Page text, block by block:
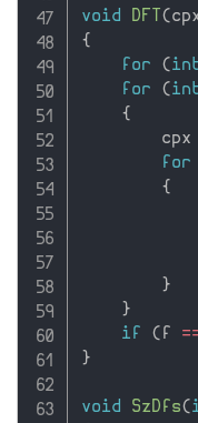
void DFT (
{
for
(
for
(
{
        cpx
for
{
}
}
if
( f
}
void SzDfs(